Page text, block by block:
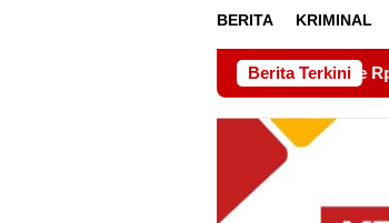
BERITA KRIMINAL
Berita Terkini
Drainase Rp15 Miliar di Sei Beduk, Ini